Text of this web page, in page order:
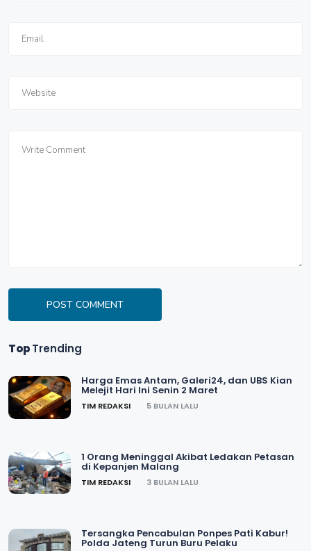
POST COMMENT
TopTrending
Harga Emas Antam, Galeri24, dan UBS Kian
Melejit Hari Ini Senin 2 Maret
TIM REDAKSI 5 BULAN LALU
1 Orang Meninggal Akibat Ledakan Petasan
di Kepanjen Malang
TIM REDAKSI 3 BULAN LALU
Tersangka Pencabulan Ponpes Pati Kabur!
Polda Jateng Turun Buru Pelaku